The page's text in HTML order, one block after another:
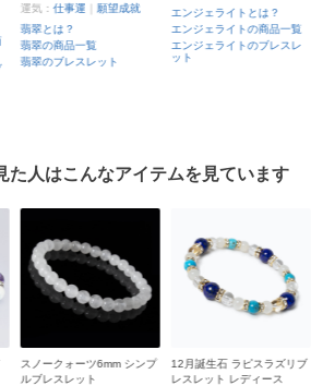
就
エンジェライトとは？
エンジェライトの商品一覧
エンジェライトのブレスレ
ット
クラック水晶とは？
クラック水晶の商品一覧
クラック水晶のブレスレッ
た人はこんなアイテムを見ています
シンプ
12月誕生石 ラピスラズリブ
レスレット レディース
黒翡翠（ブラックジェ
ト）10mm シンプルブ